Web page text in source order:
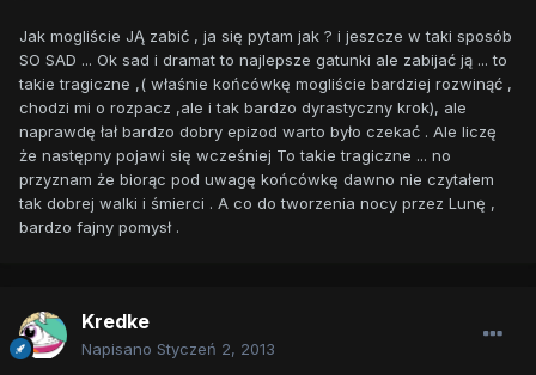
Jak mogliście JĄ zabić , ja się pytam jak ? i jeszcze w taki sposób
SO SAD ... Ok sad i dramat to najlepsze gatunki ale zabijać ją ... to
takie tragiczne ,( właśnie końcówkę mogliście bardziej rozwinąć ,
chodzi mi o rozpacz ,ale i tak bardzo dyrastyczny krok), ale
naprawdę łał bardzo dobry epizod warto było czekać . Ale liczę
że następny pojawi się wcześniej To takie tragiczne ... no
przyznam że biorąc pod uwagę końcówkę dawno nie czytałem
tak dobrej walki i śmierci . A co do tworzenia nocy przez Lunę ,
bardzo fajny pomysł .
Kredke
Napisano Styczeń 2, 2013